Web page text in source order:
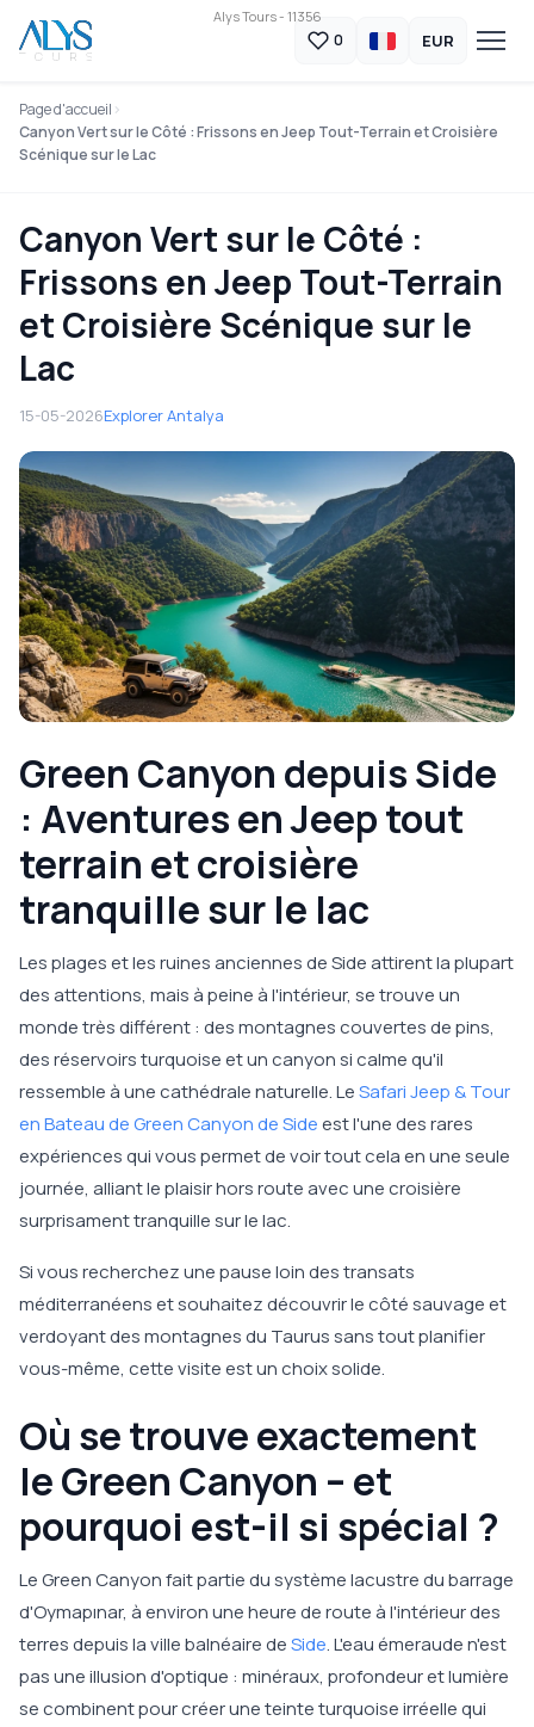
Alys Tours - 11356
0 EUR
Page d'accueil
Canyon Vert sur le Côté : Frissons en Jeep Tout-Terrain et Croisière
Scénique sur le Lac
Canyon Vert sur le Côté :
Frissons en Jeep Tout-Terrain
et Croisière Scénique sur le
Lac
15-05-2026Explorer Antalya
Green Canyon depuis Side
: Aventures en Jeep tout
terrain et croisière
tranquille sur le lac
Les plages et les ruines anciennes de Side attirent la plupart
des attentions, mais à peine à l'intérieur, se trouve un
monde très différent : des montagnes couvertes de pins,
des réservoirs turquoise et un canyon si calme qu'il
ressemble à une cathédrale naturelle. LeSafari Jeep & Tour
en Bateau de Green Canyon de Sideest l'une des rares
expériences qui vous permet de voir tout cela en une seule
journée, alliant le plaisir hors route avec une croisière
surprisament tranquille sur le lac.
Si vous recherchez une pause loin des transats
méditerranéens et souhaitez découvrir le côté sauvage et
verdoyant des montagnes du Taurus sans tout planifier
vous-même, cette visite est un choix solide.
Où se trouve exactement
le Green Canyon – et
pourquoi est-il si spécial ?
Le Green Canyon fait partie du système lacustre du barrage
d'Oymapınar, à environ une heure de route à l'intérieur des
terres depuis la ville balnéaire deSide. L'eau émeraude n'est
pas une illusion d'optique : minéraux, profondeur et lumière
se combinent pour créer une teinte turquoise irréelle qui